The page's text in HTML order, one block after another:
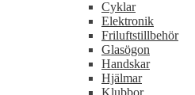
Cyklar
Elektronik
Friluftstillbehör
Glasögon
Handskar
Hjälmar
Klubbor